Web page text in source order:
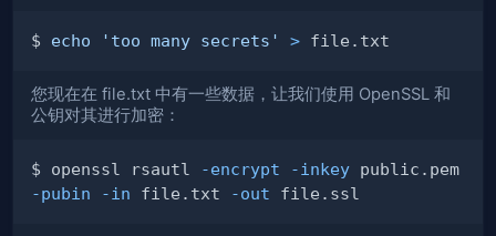
$ echo 'too many secrets' >
您现在在 file.txt 中有一些数据，让我们使用 OpenSSL 和
公钥对其进行加密：
$ openssl rsautl -encrypt -inkey
-pubin
-in file.txt -out